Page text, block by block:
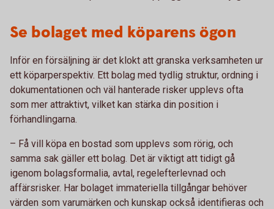
Se bolaget med köparens ögon
Inför en försäljning är det klokt att granska verksamheten ur
ett köparperspektiv. Ett bolag med tydlig struktur, ordning i
dokumentationen och väl hanterade risker upplevs ofta
som mer attraktivt, vilket kan stärka din position i
förhandlingarna.
– Få vill köpa en bostad som upplevs som rörig, och
samma sak gäller ett bolag. Det är viktigt att tidigt gå
igenom bolagsformalia, avtal, regelefterlevnad och
affärsrisker. Har bolaget immateriella tillgångar behöver
värden som varumärken och kunskap också identifieras och